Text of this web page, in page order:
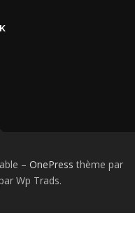
– OnePress thème par
Wp Trads.